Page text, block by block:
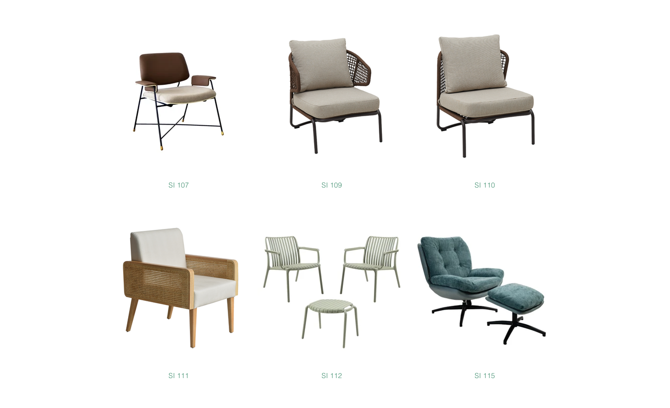
SI 107 SI 109 SI 110
SI 111 SI 112 SI 115